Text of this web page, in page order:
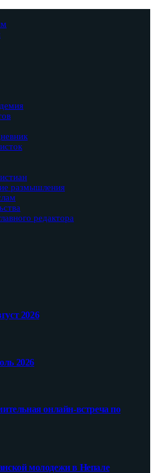
размышления
редактора
2026
2026
онлайн-встреча по
молодежи в Непале